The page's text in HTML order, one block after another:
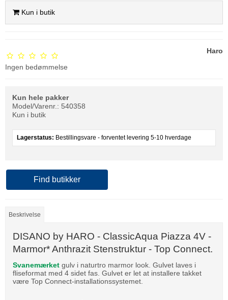
Kun i butik
Ingen bedømmelse
Haro
Kun hele pakker
Model/Varenr.: 540358
Kun i butik
Lagerstatus: Bestillingsvare - forventet levering 5-10 hverdage
Find butikker
Beskrivelse
DISANO by HARO - ClassicAqua Piazza 4V -
Marmor* Anthrazit Stenstruktur - Top Connect.
Svanemærket gulv i naturtro marmor look. Gulvet laves i
fliseformat med 4 sidet fas. Gulvet er let at installere takket
være Top Connect-installationssystemet.